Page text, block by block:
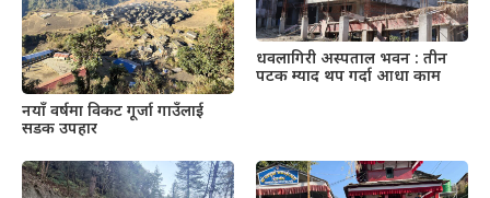
नयाँ वर्षमा विकट गूर्जा गाउँलाई
सडक उपहार
धवलागिरी अस्पताल भवन : तीन
पटक म्याद थप गर्दा आधा काम